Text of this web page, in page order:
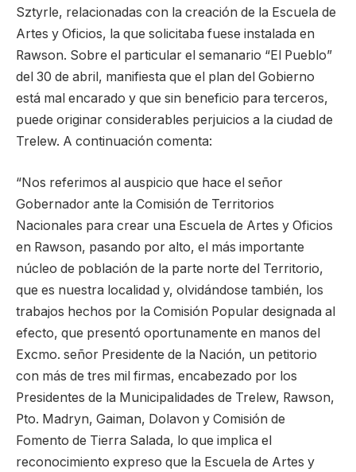
Sztyrle, relacionadas con la creación de la Escuela de
Artes y Oficios, la que solicitaba fuese instalada en
Rawson. Sobre el particular el semanario “El Pueblo”
del 30 de abril, manifiesta que el plan del Gobierno
está mal encarado y que sin beneficio para terceros,
puede originar considerables perjuicios a la ciudad de
Trelew. A continuación comenta:
“Nos referimos al auspicio que hace el señor
Gobernador ante la Comisión de Territorios
Nacionales para crear una Escuela de Artes y Oficios
en Rawson, pasando por alto, el más importante
núcleo de población de la parte norte del Territorio,
que es nuestra localidad y, olvidándose también, los
trabajos hechos por la Comisión Popular designada al
efecto, que presentó oportunamente en manos del
Excmo. señor Presidente de la Nación, un petitorio
con más de tres mil firmas, encabezado por los
Presidentes de la Municipalidades de Trelew, Rawson,
Pto. Madryn, Gaiman, Dolavon y Comisión de
Fomento de Tierra Salada, lo que implica el
reconocimiento expreso que la Escuela de Artes y